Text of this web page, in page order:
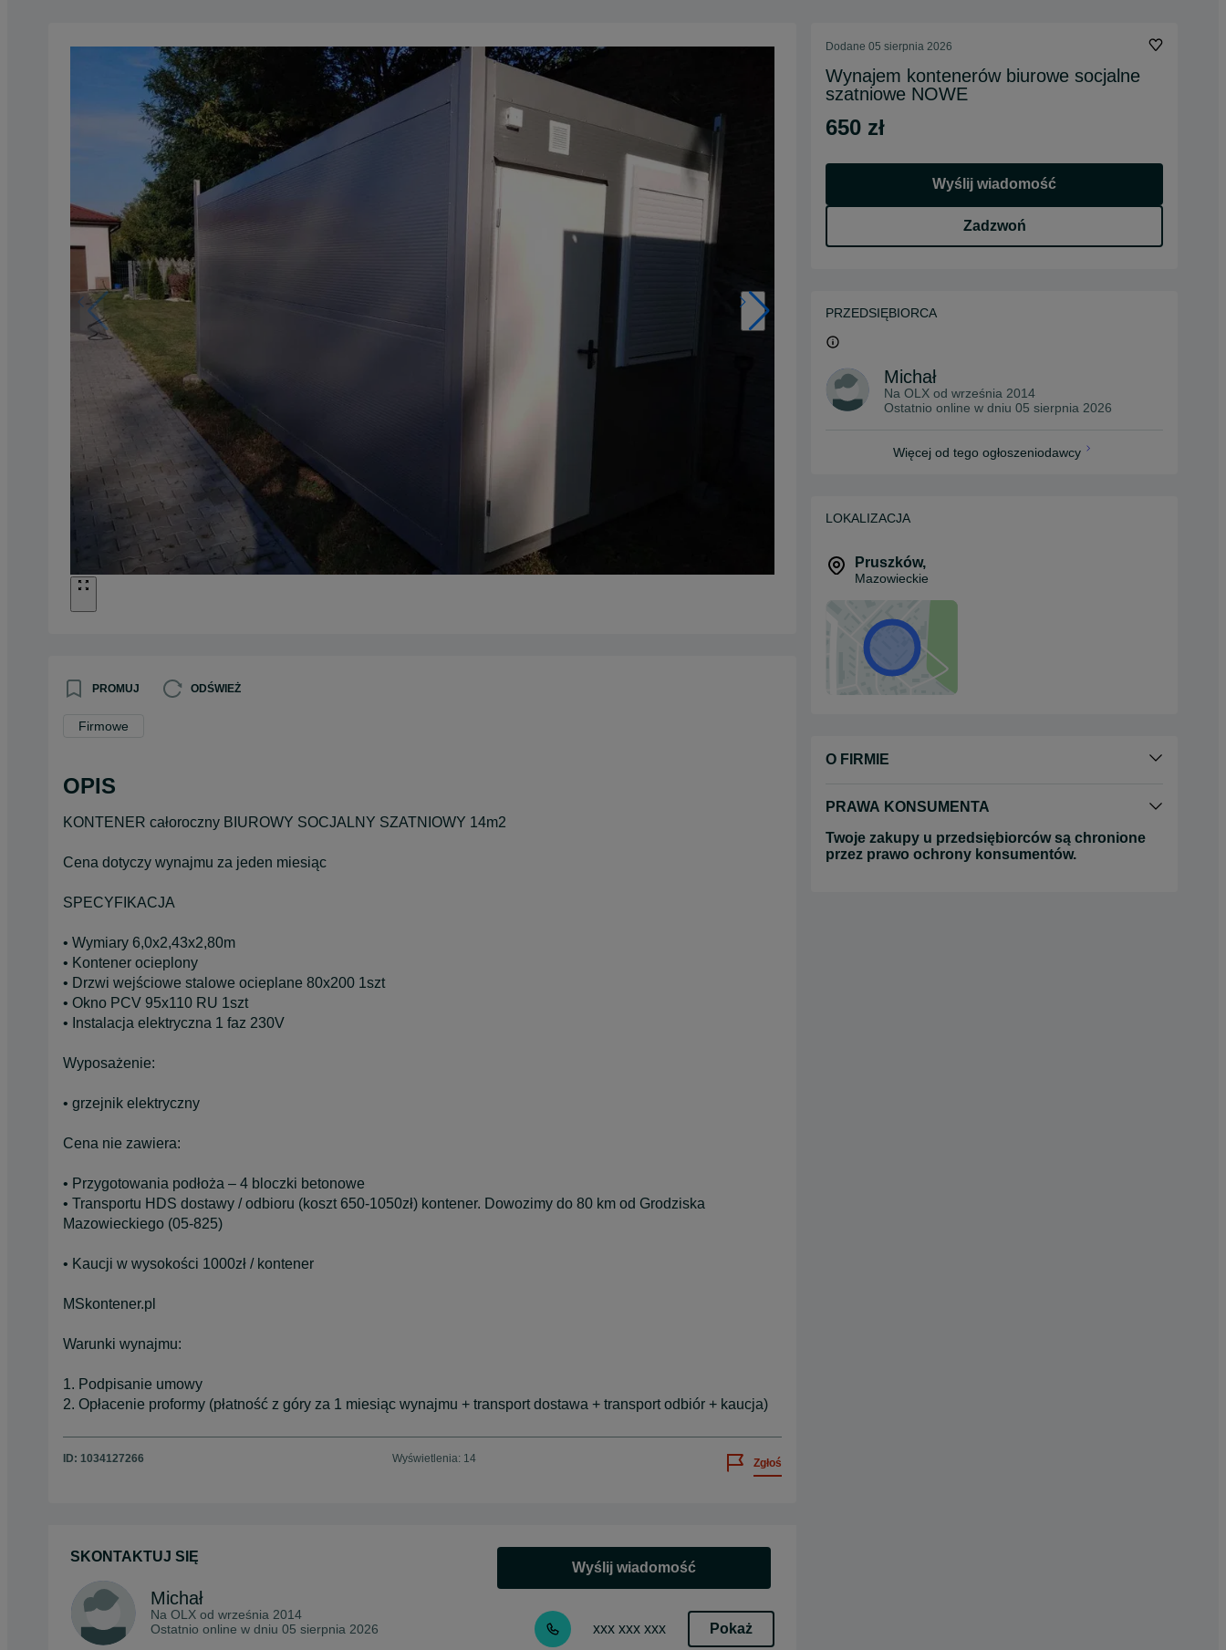
PROMUJ ODŚWIEŻ
Firmowe
OPIS
KONTENER całoroczny BIUROWY SOCJALNY SZATNIOWY 14m2
Cena dotyczy wynajmu za jeden miesiąc
SPECYFIKACJA
• Wymiary 6,0x2,43x2,80m
• Kontener ocieplony
• Drzwi wejściowe stalowe ocieplane 80x200 1szt
• Okno PCV 95x110 RU 1szt
• Instalacja elektryczna 1 faz 230V
Wyposażenie:
• grzejnik elektryczny
Cena nie zawiera:
• Przygotowania podłoża – 4 bloczki betonowe
• Transportu HDS dostawy / odbioru (koszt 650-1050zł) kontener. Dowozimy do 80 km od Grodziska
Mazowieckiego (05-825)
• Kaucji w wysokości 1000zł / kontener
MSkontener.pl
Warunki wynajmu:
1. Podpisanie umowy
2. Opłacenie proformy (płatność z góry za 1 miesiąc wynajmu + transport dostawa + transport odbiór + kaucja)
ID: 1034127266 Wyświetlenia: 14 Zgłoś
SKONTAKTUJ SIĘ
Michał
Na OLX od września 2014
Ostatnio online w dniu 05 sierpnia 2026
Wyślij wiadomość
xxx xxx xxx Pokaż
Dodane 05 sierpnia 2026
Wynajem kontenerów biurowe socjalne
szatniowe NOWE
650 zł
Wyślij wiadomość
Zadzwoń
PRZEDSIĘBIORCA
Michał
Na OLX od września 2014
Ostatnio online w dniu 05 sierpnia 2026
Więcej od tego ogłoszeniodawcy
LOKALIZACJA
Pruszków,
Mazowieckie
O FIRMIE
PRAWA KONSUMENTA
Twoje zakupy u przedsiębiorców są chronione
przez prawo ochrony konsumentów.